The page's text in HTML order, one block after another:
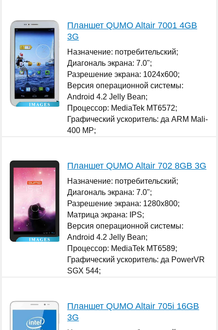
Планшет QUMO Altair 7001 4GB
3G
Назначение: потребительский;
Диагональ экрана: 7.0";
Разрешение экрана: 1024x600;
Версия операционной системы:
Android 4.2 Jelly Bean;
Процессор: MediaTek MT6572;
Графический ускоритель: да ARM Mali-
400 MP;
Планшет QUMO Altair 702 8GB 3G
Назначение: потребительский;
Диагональ экрана: 7.0";
Разрешение экрана: 1280x800;
Матрица экрана: IPS;
Версия операционной системы:
Android 4.2 Jelly Bean;
Процессор: MediaTek MT6589;
Графический ускоритель: да PowerVR
SGX 544;
Планшет QUMO Altair 705i 16GB
3G